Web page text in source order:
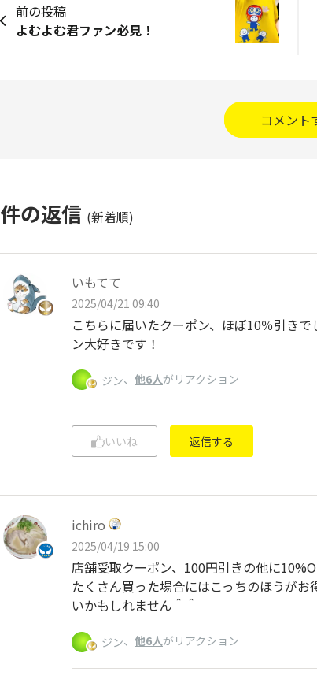
前の投稿
よむよむ君ファン必見！
コメント
件の返信 (新着順)
いもてて
2025/04/21 09:40
こちらに届いたクーポン、ほぼ10％引き
ン大好きです！
ジン、 他6人がリアクション
いいね 返信する
ichiro
2025/04/19 15:00
店舗受取クーポン、100円引きの他に
たくさん買った場合にはこっちのほうが
いかもしれません＾＾
ジン、 他6人がリアクション